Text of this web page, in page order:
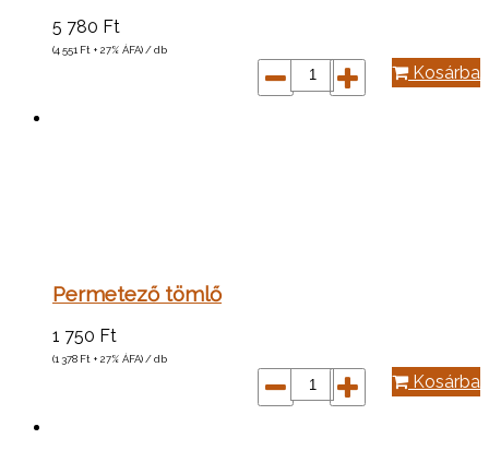
5 780 Ft
(4 551 Ft + 27% ÁFA) / db
Kosárba
Permetező tömlő
1 750 Ft
(1 378 Ft + 27% ÁFA) / db
Kosárba